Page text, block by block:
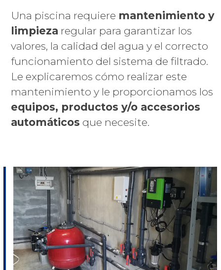
Una piscina requiere mantenimiento y
limpieza regular para garantizar los
valores, la calidad del agua y el correcto
funcionamiento del sistema de filtrado.
Le explicaremos cómo realizar este
mantenimiento y le proporcionamos los
equipos, productos y/o accesorios
automáticos que necesite.